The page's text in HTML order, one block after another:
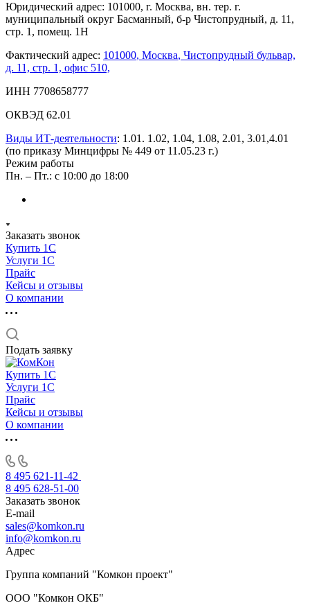
Юридический адрес: 101000, г. Москва, вн. тер. г.
муниципальный округ Басманный, б-р Чистопрудный, д. 11,
стр. 1, помещ. 1Н
Фактический адрес: 101000, Москва, Чистопрудный бульвар,
д. 11, стр. 1, офис 510,
ИНН 7708658777
ОКВЭД 62.01
Виды ИТ-деятельности: 1.01. 1.02, 1.04, 1.08, 2.01, 3.01,4.01
(по приказу Минцифры № 449 от 11.05.23 г.)
Режим работы
Пн. – Пт.: с 10:00 до 18:00
Заказать звонок
Купить 1С
Услуги 1С
Прайс
Кейсы и отзывы
О компании
Подать заявку
Купить 1С
Услуги 1С
Прайс
Кейсы и отзывы
О компании
8 495 621-11-42
8 495 628-51-00
Заказать звонок
E-mail
sales@komkon.ru
info@komkon.ru
Адрес
Группа компаний "Комкон проект"
ООО "Комкон ОКБ"